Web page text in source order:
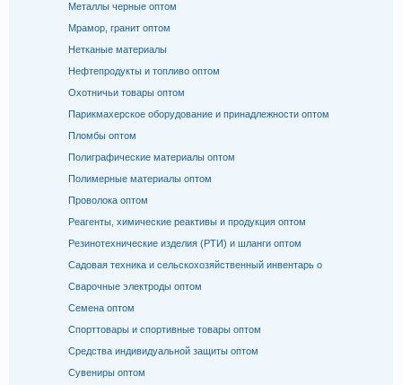
Металлы черные оптом
Мрамор, гранит оптом
Нетканые материалы
Нефтепродукты и топливо оптом
Охотничьи товары оптом
Парикмахерское оборудование и принадлежности оптом
Пломбы оптом
Полиграфические материалы оптом
Полимерные материалы оптом
Проволока оптом
Реагенты, химические реактивы и продукция оптом
Резинотехнические изделия (РТИ) и шланги оптом
Садовая техника и сельскохозяйственный инвентарь о
Сварочные электроды оптом
Семена оптом
Спорттовары и спортивные товары оптом
Средства индивидуальной защиты оптом
Сувениры оптом